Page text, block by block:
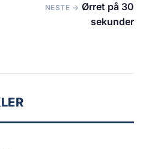
NESTE → Ørret på 30
sekunder
1 min lesetid